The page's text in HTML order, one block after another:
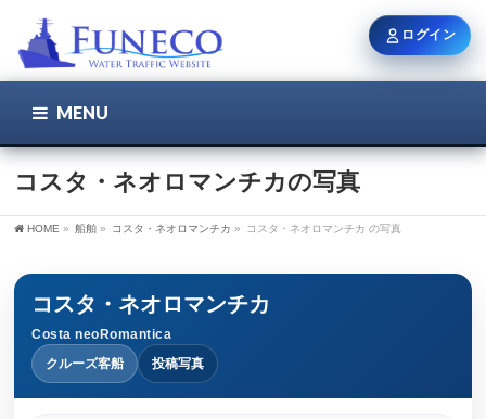
MENU
コスタ・ネオロマンチカの写真
HOME » 船舶 » コスタ・ネオロマンチカ » コスタ・ネオロマンチカ の写真
コスタ・ネオロマンチカ
Costa neoRomantica
クルーズ客船
投稿写真
ログイン
ユーザー名 / メール
ログイン状態を保持